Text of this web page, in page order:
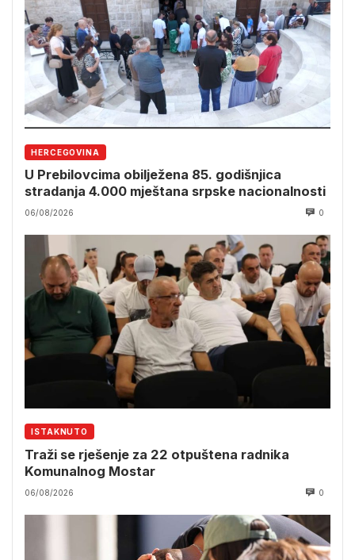
HERCEGOVINA
U Prebilovcima obilježena 85. godišnjica
stradanja 4.000 mještana srpske nacionalnosti
06/08/2026 0
ISTAKNUTO
Traži se rješenje za 22 otpuštena radnika
Komunalnog Mostar
06/08/2026 0